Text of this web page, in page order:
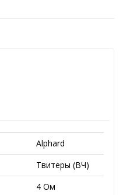
Alphard
Твитеры (ВЧ)
4 Ом